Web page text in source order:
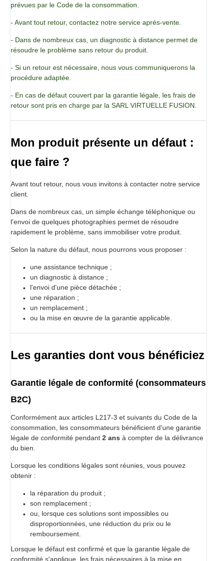
prévues par le Code de la consommation.
- Avant tout retour, contactez notre service après-vente.
- Dans de nombreux cas, un diagnostic à distance permet de
résoudre le problème sans retour du produit.
- Si un retour est nécessaire, nous vous communiquerons la
procédure adaptée.
- En cas de défaut couvert par la garantie légale, les frais de
retour sont pris en charge par la SARL VIRTUELLE FUSION.
Mon produit présente un défaut :
que faire ?
Avant tout retour, nous vous invitons à contacter notre service
client.
Dans de nombreux cas, un simple échange téléphonique ou
l'envoi de quelques photographies permet de résoudre
rapidement le problème, sans immobiliser votre produit.
Selon la nature du défaut, nous pourrons vous proposer :
une assistance technique ;
un diagnostic à distance ;
l'envoi d'une pièce détachée ;
une réparation ;
un remplacement ;
ou la mise en œuvre de la garantie applicable.
Les garanties dont vous bénéficiez
Garantie légale de conformité (consommateurs
B2C)
Conformément aux articles L217-3 et suivants du Code de la
consommation, les consommateurs bénéficient d'une garantie
légale de conformité pendant 2 ans à compter de la délivrance
du bien.
Lorsque les conditions légales sont réunies, vous pouvez
obtenir :
la réparation du produit ;
son remplacement ;
ou, lorsque ces solutions sont impossibles ou
disproportionnées, une réduction du prix ou le
remboursement.
Lorsque le défaut est confirmé et que la garantie légale de
conformité s'applique, les frais nécessaires à la mise en